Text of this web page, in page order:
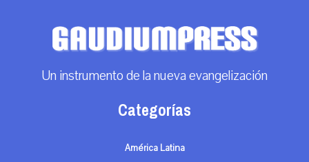
Un instrumento de la nueva evangelización
Categorías
América Latina